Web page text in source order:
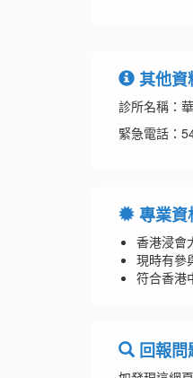
其他資
診所名稱：
緊急電話：
專業資
香港浸會
現時有參
符合香港
回報問